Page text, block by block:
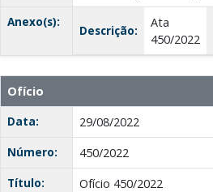
Anexo(s):
Descrição:
Ata
450/2022
Ofício
Data:
29/08/2022
Número:
450/2022
Título:
Ofício 450/2022